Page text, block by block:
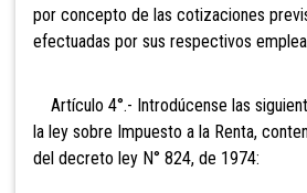
por concepto de las cotizaciones
efectuadas por sus respectivos
Artículo 4°.- Introdúcense las
la ley sobre Impuesto a la Renta,
del decreto ley N° 824, de 1974: